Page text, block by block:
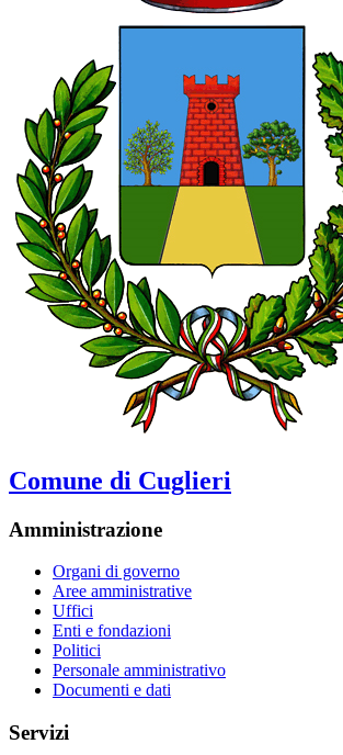
Comune di Cuglieri
Amministrazione
Organi di governo
Aree amministrative
Uffici
Enti e fondazioni
Politici
Personale amministrativo
Documenti e dati
Servizi